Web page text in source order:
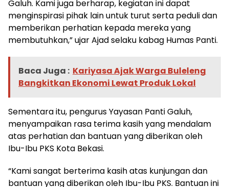
Galuh. Kami juga berharap, kegiatan ini dapat
menginspirasi pihak lain untuk turut serta peduli dan
memberikan perhatian kepada mereka yang
membutuhkan,” ujar Ajad selaku kabag Humas Panti.
Baca Juga : Kariyasa Ajak Warga Buleleng
Bangkitkan Ekonomi Lewat Produk Lokal
Sementara itu, pengurus Yayasan Panti Galuh,
menyampaikan rasa terima kasih yang mendalam
atas perhatian dan bantuan yang diberikan oleh
Ibu-Ibu PKS Kota Bekasi.
“Kami sangat berterima kasih atas kunjungan dan
bantuan yang diberikan oleh Ibu-Ibu PKS. Bantuan ini